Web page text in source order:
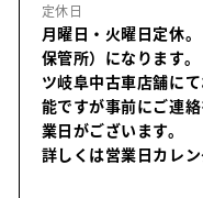
定休日
月曜日・火曜日定休
保管所）になります
ツ岐阜中古車店舗に
能ですが事前にご連
業日がございます。
詳しくは営業日カレ